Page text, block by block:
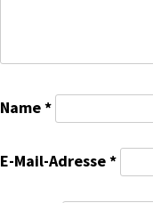
Name*
E-Mail-Adresse*